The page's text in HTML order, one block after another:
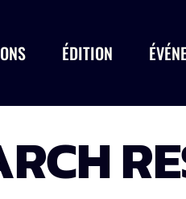
ÉDITION